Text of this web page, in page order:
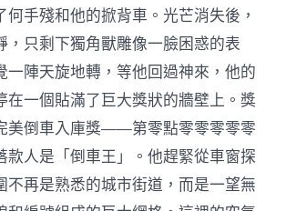
何手殘和他的掀背車。光芒消失後，
，只剩下獨角獸雕像一臉困惑的表
一陣天旋地轉，等他回過神來，他的
在一個貼滿了巨大獎狀的牆壁上。獎
美倒車入庫獎——第零點零零零零零
款人是「倒車王」。他趕緊從車窗探
不再是熟悉的城市街道，而是一望無